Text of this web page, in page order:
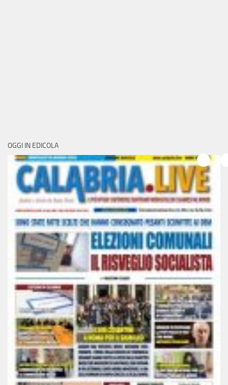
OGGI IN EDICOLA